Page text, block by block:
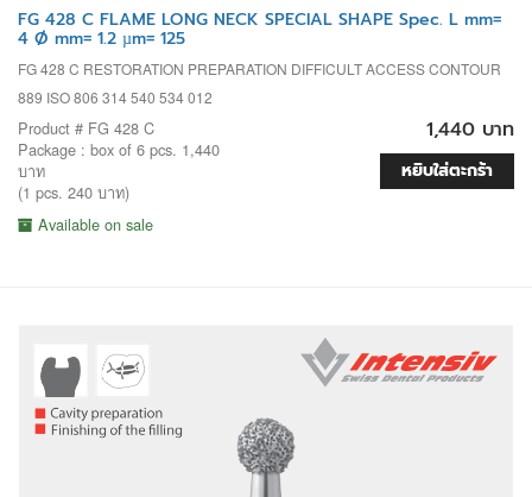
FG 428 C FLAME LONG NECK SPECIAL SHAPE Spec. L mm=
4 Ø mm= 1.2 µm= 125
FG 428 C RESTORATION PREPARATION DIFFICULT ACCESS CONTOUR
889 ISO 806 314 540 534 012
Product # FG 428 C
Package : box of 6 pcs. 1,440
บาท
(1 pcs. 240 บาท)
Available on sale
1,440 บาท
หยิบใส่ตะกร้า